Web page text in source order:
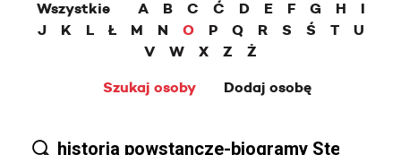
Wszystkie A B C Ć D E F G H
I
J
K L Ł M N O P Q R S Ś T
U
V
W X Z
Ż
Szukaj osoby
Dodaj osobę